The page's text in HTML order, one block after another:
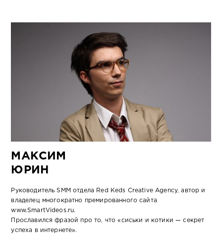
МАКСИМ
ЮРИН
Руководитель SMM отдела Red Keds Creative Agency, автор и
владелец многократно премированного сайта
www.SmartVideos.ru.
Прославился фразой про то, что «сиськи и котики — секрет
успеха в интернете».